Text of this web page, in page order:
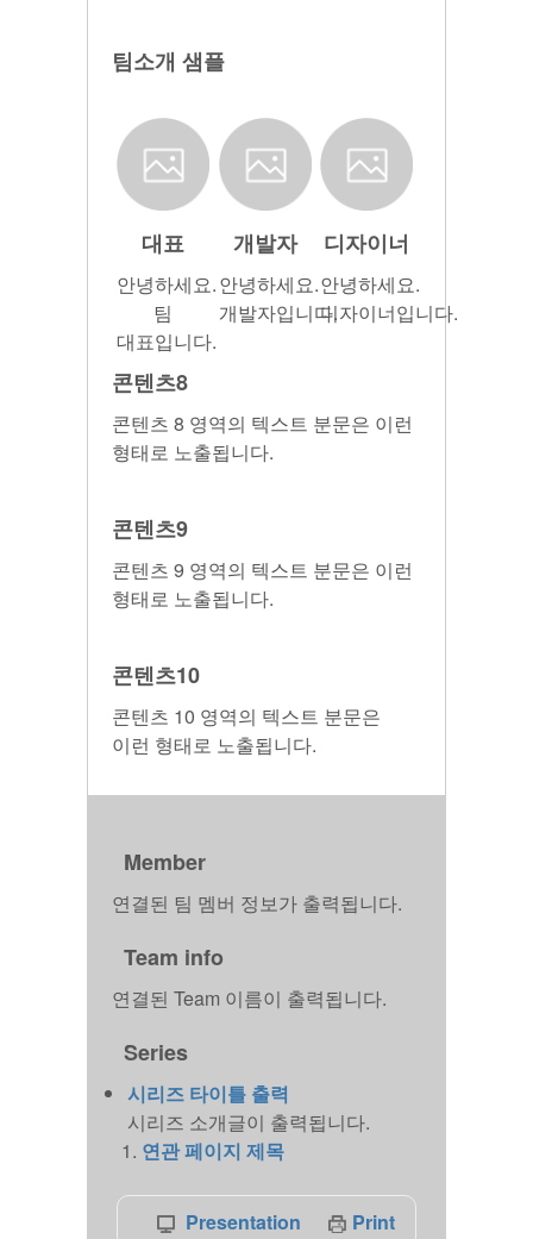
팀소개 샘플
대표
안녕하세요.
팀
대표입니다.
개발자
안녕하세요.
개발자입니다.
디자이너
안녕하세요.
디자이너입니다.
콘텐츠8
콘텐츠 8 영역의 텍스트 분문은 이런
형태로 노출됩니다.
콘텐츠9
콘텐츠 9 영역의 텍스트 분문은 이런
형태로 노출됩니다.
콘텐츠10
콘텐츠 10 영역의 텍스트 분문은
이런 형태로 노출됩니다.
Member
연결된 팀 멤버 정보가 출력됩니다.
Team info
연결된 Team 이름이 출력됩니다.
Series
시리즈 타이틀 출력
시리즈 소개글이 출력됩니다.
연관 페이지 제목
Presentation Print